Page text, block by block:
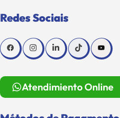
Redes Sociais
Atendimiento Online